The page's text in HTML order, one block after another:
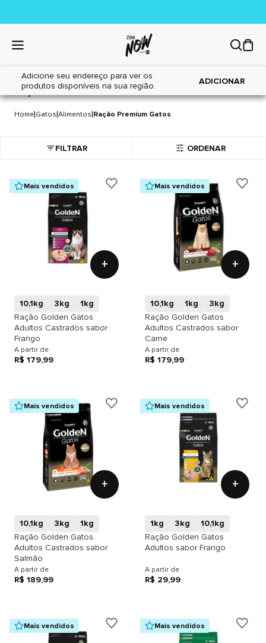
Adicione seu endereço para ver os
produtos disponíveis na sua região.
ADICIONAR
RAÇÃO PREMIUM GATOS
Home|Gatos|Alimentos|Ração Premium Gatos
FILTRAR ORDENAR
Mais vendidos
+
10,1kg 3kg
1kg
Ração Golden Gatos
Adultos Castrados sabor
Frango
A partir de
R$ 179,99
Mais vendidos
+
10,1kg 1kg
3kg
Ração Golden Gatos
Adultos Castrados sabor
Carne
A partir de
R$ 179,99
Mais vendidos
+
10,1kg 3kg
1kg
Ração Golden Gatos
Adultos Castrados sabor
Salmão
A partir de
R$ 189,99
Mais vendidos
+
1kg 3kg
10,1kg
Ração Golden Gatos
Adultos sabor Frango
A partir de
R$ 29,99
Mais vendidos Mais vendidos